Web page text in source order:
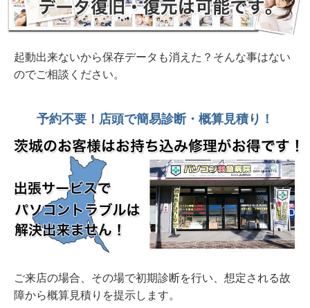
Lifebook AH50/D3 鉾田市個人様
DELL Inspiron15 3520 水戸市
2026年 7月19日 初期セットアップ約30分
GE33EJYA2 512GB SSD、16G、OfficeH&B
2026年 7月19日 起動に4時間？起動後も全く動
かない 富士通Lifebook WA2/A3 2016年製
2026年 7月16日 ASUS VIVOBook ヒンジ部分
破損 開きにくいのでテープ止め 水戸市
したい。他社様見積り額十数万円 SONY
USB4GB
起動出来ないから保存データも消えた？そんな事はない
のでご相談ください。
予約不要！店頭で簡易診断・概算見積り！
ご来店の場合、その場で初期診断を行い、想定される故
障から概算見積りを提示します。